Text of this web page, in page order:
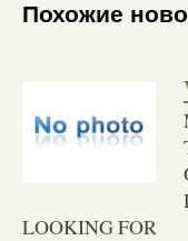
Похожие
LOOKING FOR